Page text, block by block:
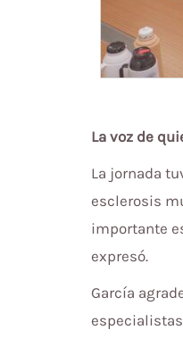
La voz de
La jornada
esclerosis
importante
expresó.
García